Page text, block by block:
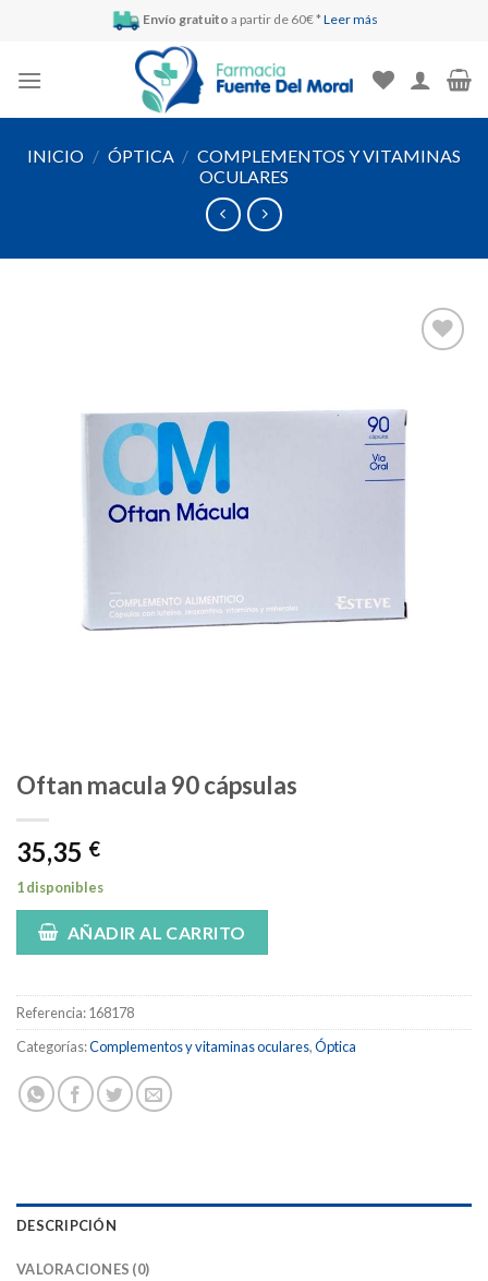
Envío gratuito a partir de 60€ * Leer más
INICIO / ÓPTICA / COMPLEMENTOS Y VITAMINAS
OCULARES
Oftan macula 90 cápsulas
35,35 €
1 disponibles
AÑADIR AL CARRITO
Referencia:168178
Categorías:Complementos y vitaminas oculares,Óptica
DESCRIPCIÓN
VALORACIONES (0)